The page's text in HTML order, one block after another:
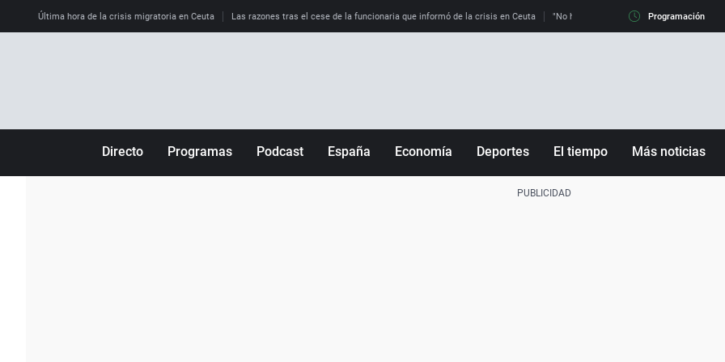
Última hora de la crisis migratoria en Ceuta Las razones tras el cese de la funcionaria que informó de la crisis en Ceuta "No hay mafias, que no nos engañen":
Programación
Directo Programas Podcast España Economía Deportes El tiempo Más noticias